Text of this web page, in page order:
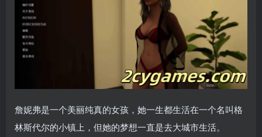
詹妮弗是一个美丽纯真的女孩，她一生都生活在一个名叫格
林斯代尔的小镇上，但她的梦想一直是去大城市生活。